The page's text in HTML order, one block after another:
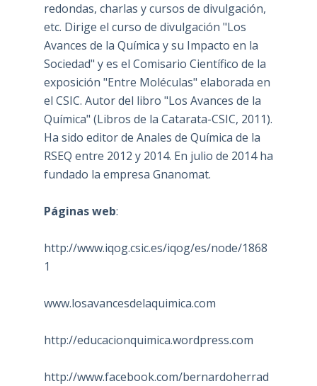
redondas, charlas y cursos de divulgación,
etc. Dirige el curso de divulgación "Los
Avances de la Química y su Impacto en la
Sociedad" y es el Comisario Científico de la
exposición "Entre Moléculas" elaborada en
el CSIC. Autor del libro "Los Avances de la
Química" (Libros de la Catarata-CSIC, 2011).
Ha sido editor de Anales de Química de la
RSEQ entre 2012 y 2014. En julio de 2014 ha
fundado la empresa Gnanomat.
Páginas web:
http://www.iqog.csic.es/iqog/es/node/1868
1
www.losavancesdelaquimica.com
http://educacionquimica.wordpress.com
http://www.facebook.com/bernardoherrad